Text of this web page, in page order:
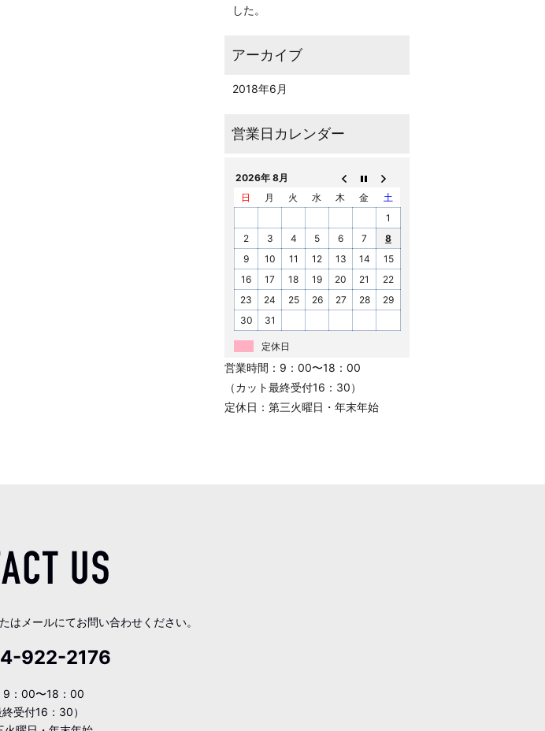
した。
2018年6月
2026年 8月
日
月 火 水 木 金
土
1
2
3 4 5 6 7
8
9
10 11 12 13 14
15
16
17 18 19 20 21
22
23
24 25 26 27 28
29
30
31
定休日
営業時間：9：00〜18：00
（カット最終受付16：30）
定休日：第三火曜日・年末年始
はメールにてお問い合わせください。
922-2176
9：00〜18：00
終受付16：30）